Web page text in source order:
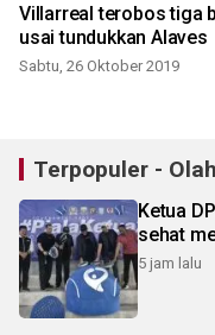
Villarreal terobos tiga
usai tundukkan Alaves
Sabtu, 26 Oktober 2019
Terpopuler -
Ketua
sehat
5 jam lalu